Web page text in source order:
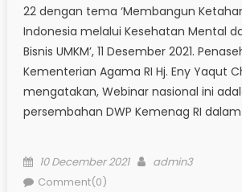
22 dengan tema ‘Membangun
Indonesia melalui Kesehatan Mental
Bisnis UMKM’, 11 Desember 2021.
Kementerian Agama RI Hj. Eny Yaqut
mengatakan, Webinar nasional ini
persembahan DWP Kemenag RI dalam
Posted
on
10 December 2021 Author
admin3
Comment(0)